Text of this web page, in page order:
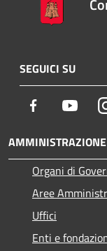
SEGUICI SU
Facebook
AMMINISTRAZIONE
Organi di
Aree
Uffici
Enti e